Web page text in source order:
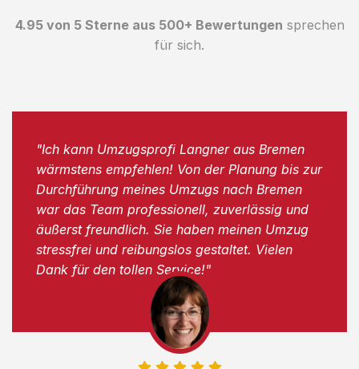
4.95 von 5 Sterne aus 500+ Bewertungen sprechen
für sich.
"Ich kann Umzugsprofi Langner aus Bremen
wärmstens empfehlen! Von der Planung bis zur
Durchführung meines Umzugs nach Bremen
war das Team professionell, zuverlässig und
äußerst freundlich. Sie haben meinen Umzug
stressfrei und reibungslos gestaltet. Vielen
Dank für den tollen Service!"